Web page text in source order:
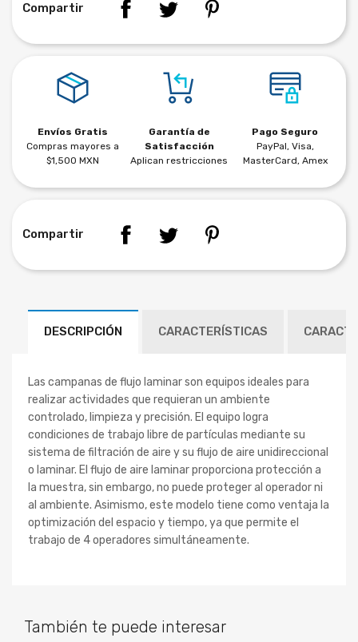
Compartir
Envíos Gratis
Compras mayores a
$1,500 MXN
Garantía de
Satisfacción
Aplican restricciones
Pago Seguro
PayPal, Visa,
MasterCard, Amex
Compartir
DESCRIPCIÓN CARACTERÍSTICAS
Las campanas de flujo laminar son equipos ideales para
realizar actividades que requieran un ambiente
controlado, limpieza y precisión. El equipo logra
condiciones de trabajo libre de partículas mediante su
sistema de filtración de aire y su flujo de aire unidireccional
o laminar. El flujo de aire laminar proporciona protección a
la muestra, sin embargo, no puede proteger al operador ni
al ambiente. Asimismo, este modelo tiene como ventaja la
optimización del espacio y tiempo, ya que permite el
trabajo de 4 operadores simultáneamente.
También te puede interesar